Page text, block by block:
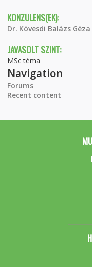
KONZULENS(EK):
Dr. Kövesdi Balázs Géza
JAVASOLT SZINT:
MSc téma
Navigation
Forums
Recent content